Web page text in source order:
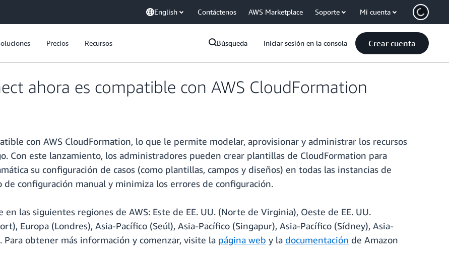
English Contáctenos AWS Marketplace Soporte Mi cuenta
Precios Recursos Búsqueda Iniciar sesión en la consola Crear cuenta
ahora es compatible con AWS CloudFormation
con AWS CloudFormation, lo que le permite modelar, aprovisionar y administrar los recursos
Con este lanzamiento, los administradores pueden crear plantillas de CloudFormation para
su configuración de casos (como plantillas, campos y diseños) en todas las instancias de
configuración manual y minimiza los errores de configuración.
las siguientes regiones de AWS: Este de EE. UU. (Norte de Virginia), Oeste de EE. UU.
Europa (Londres), Asia-Pacífico (Seúl), Asia-Pacífico (Singapur), Asia-Pacífico (Sídney), Asia-
Para obtener más información y comenzar, visite la página web y la documentación de Amazon